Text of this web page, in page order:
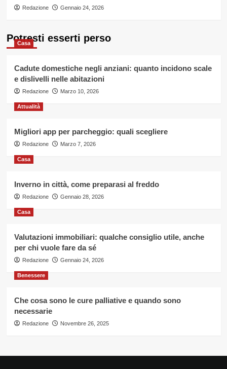
Redazione Gennaio 24, 2026
Potresti esserti perso
Casa
Cadute domestiche negli anziani: quanto incidono scale
e dislivelli nelle abitazioni
Redazione Marzo 10, 2026
Attualità
Migliori app per parcheggio: quali scegliere
Redazione Marzo 7, 2026
Casa
Inverno in città, come preparasi al freddo
Redazione Gennaio 28, 2026
Casa
Valutazioni immobiliari: qualche consiglio utile, anche
per chi vuole fare da sé
Redazione Gennaio 24, 2026
Benessere
Che cosa sono le cure palliative e quando sono
necessarie
Redazione Novembre 26, 2025